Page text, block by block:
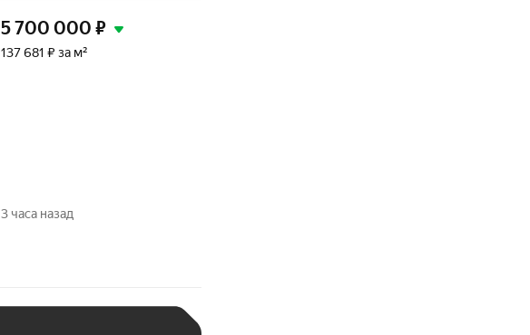
5 700 000 ₽
137 681 ₽ за м²
3 часа назад